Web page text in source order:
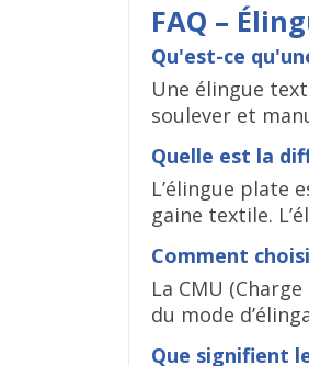
FAQ –
Qu'est-ce
Une élingue
soulever et
Quelle est la
L’élingue plate
gaine textile.
Comment
La CMU
du mode
Que signifient